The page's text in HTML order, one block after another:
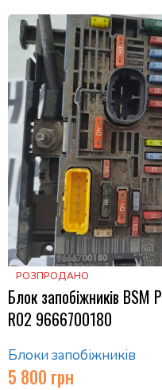
РОЗПРОДАНО
Блок запобіжників
R02 9666700180
Блоки запобіжників
5 800 грн